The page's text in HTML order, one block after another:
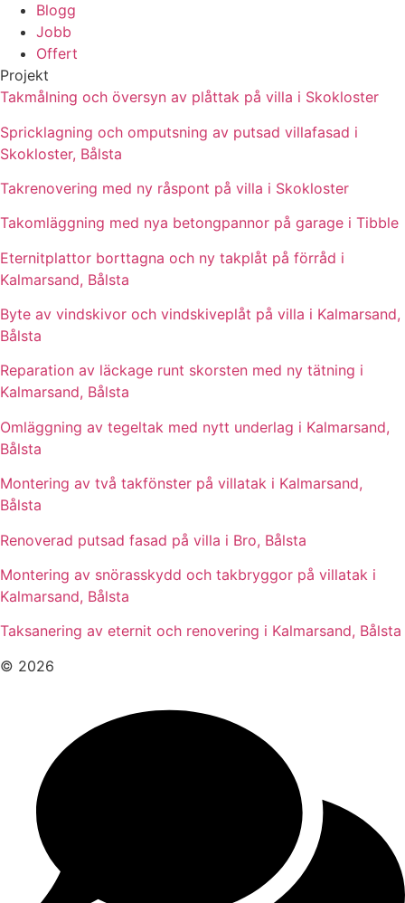
Blogg
Jobb
Offert
Projekt
Takmålning och översyn av plåttak på villa i Skokloster
Spricklagning och omputsning av putsad villafasad i
Skokloster, Bålsta
Takrenovering med ny råspont på villa i Skokloster
Takomläggning med nya betongpannor på garage i Tibble
Eternitplattor borttagna och ny takplåt på förråd i
Kalmarsand, Bålsta
Byte av vindskivor och vindskiveplåt på villa i Kalmarsand,
Bålsta
Reparation av läckage runt skorsten med ny tätning i
Kalmarsand, Bålsta
Omläggning av tegeltak med nytt underlag i Kalmarsand,
Bålsta
Montering av två takfönster på villatak i Kalmarsand,
Bålsta
Renoverad putsad fasad på villa i Bro, Bålsta
Montering av snörasskydd och takbryggor på villatak i
Kalmarsand, Bålsta
Taksanering av eternit och renovering i Kalmarsand, Bålsta
© 2026